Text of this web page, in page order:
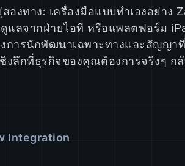
งทาง: เครื่องมือแบบทำเองอย่าง
แลจากฝ่ายไอที หรือแพลตฟอร์ม
การนักพัฒนาเฉพาะทางและสัญญา
งลึกที่ธุรกิจของคุณต้องการจริงๆ ก